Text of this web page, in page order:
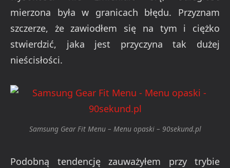
mierzona była w granicach błędu. Przyznam
szczerze, że zawiodłem się na tym i ciężko
stwierdzić, jaka jest przyczyna tak dużej
nieścisłości.
Samsung Gear Fit Menu – Menu opaski – 90sekund.pl
Podobną tendencję zauważyłem przy trybie